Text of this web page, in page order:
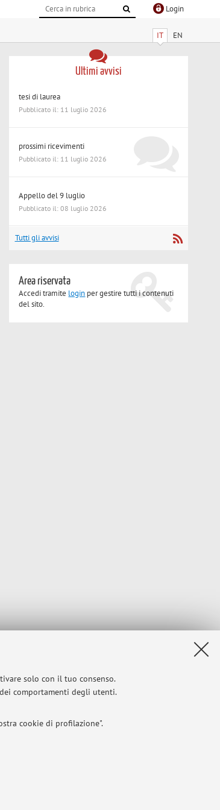
solo con il tuo consenso.
comportamenti degli utenti.
cookie di profilazione".
Login
IT EN
Ultimi avvisi
tesi di laurea
Pubblicato il: 11 luglio 2026
prossimi ricevimenti
Pubblicato il: 11 luglio 2026
Appello del 9 luglio
Pubblicato il: 08 luglio 2026
Tutti gli avvisi
Area riservata
Accedi tramite login per gestire tutti i contenuti
del sito.